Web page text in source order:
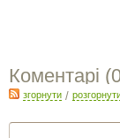
Коментарі (
згорнути /